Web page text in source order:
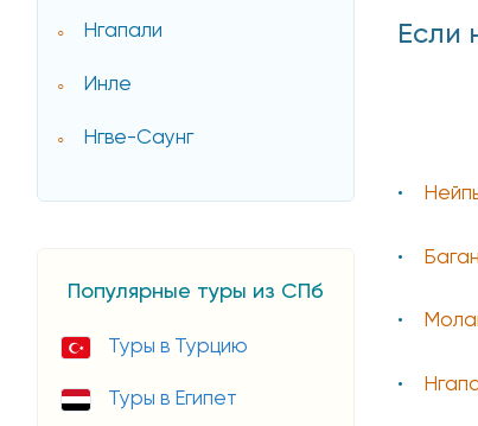
Нгапали
Инле
Нгве-Саунг
Популярные туры из СПб
Туры в Турцию
Туры в Египет
Если
Баган